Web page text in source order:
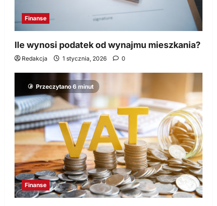
Finanse
Ile wynosi podatek od wynajmu mieszkania?
Redakcja 1 stycznia, 2026 0
Przeczytano 6 minut
Finanse